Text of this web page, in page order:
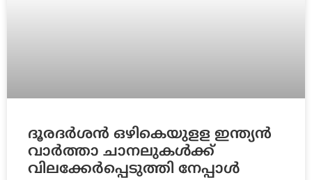
ദൂരദര്‍ശന്‍ ഒഴികെയുളള ഇന്ത്യന്‍
വാര്‍ത്താ ചാനലുകള്‍ക്ക്
വിലക്കേര്‍പ്പെടുത്തി നേപ്പാള്‍